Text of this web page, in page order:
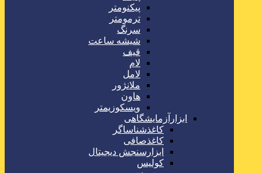
پیکنومتر
ترمومتر
سرنگ
شیشه ساعت
قیف
لام
لامل
ملانژور
هاون
ویسکوزیمتر
ابزارآزمایشگاهی
کاغذشناساگر
کاغذصافی
ابزارسنجش دیجیتال
کولیس